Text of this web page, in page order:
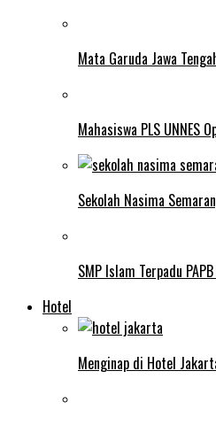
Mata Garuda Jawa
Mahasiswa PLS UNNES
Sekolah Nasima
SMP Islam Terpadu
Hotel
Menginap di Hotel